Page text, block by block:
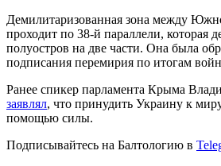
Демилитаризованная зона между
проходит по 38-й параллели, которая
полуостров на две части. Она была
подписания перемирия по итогам
Ранее спикер парламента Крыма
заявлял, что принудить Украину к
помощью силы.
Подписывайтесь на Балтологию в